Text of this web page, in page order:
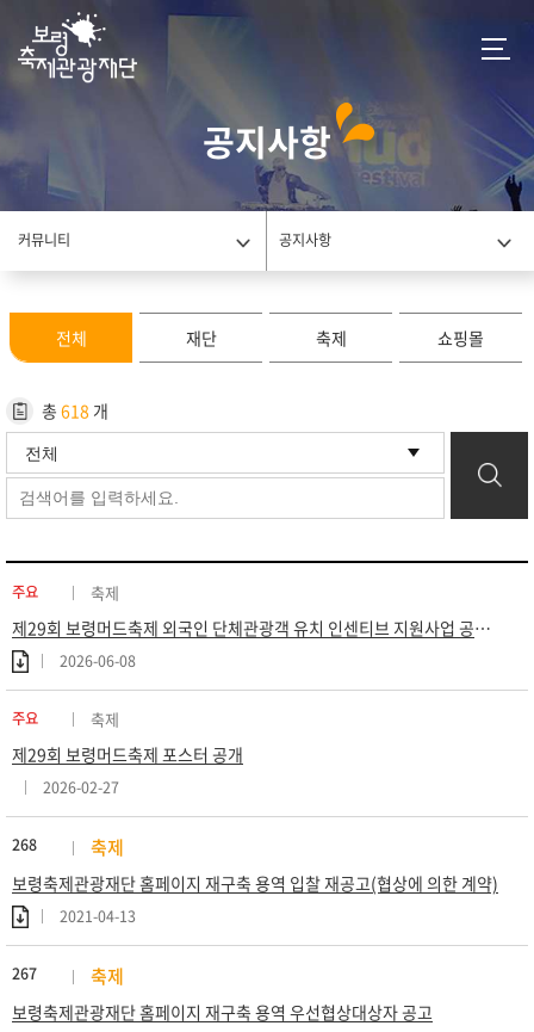
공지사항
커뮤니티 공지사항
전체 재단 축제 쇼핑몰
총 618 개
주요 축제
제29회 보령머드축제 외국인 단체관광객 유치 인센티브 지원사업 공고 (재공고)
2026-06-08
주요 축제
제29회 보령머드축제 포스터 공개
2026-02-27
268 축제
보령축제관광재단 홈페이지 재구축 용역 입찰 재공고(협상에 의한 계약)
2021-04-13
267 축제
보령축제관광재단 홈페이지 재구축 용역 우선협상대상자 공고